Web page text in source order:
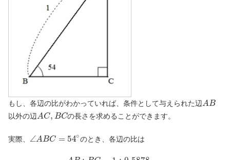
もし、各辺の比がわかっていれば、条件として与えられた辺AB
以外の辺AC, BCの長さを求めることができます。
実際、 ∠ABC = 54∘のとき、各辺の比は